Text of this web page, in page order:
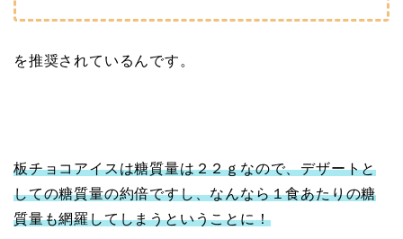
を推奨されているんです。
板チョコアイスは糖質量は２２ｇなので、デザートと
しての糖質量の約倍ですし、なんなら１食あたりの糖
質量も網羅してしまうということに！